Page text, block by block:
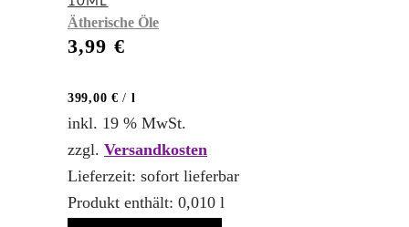
Ätherische Öle
3,99 €
399,00 € / l
inkl. 19 % MwSt.
zzgl. Versandkosten
Lieferzeit: sofort lieferbar
Produkt enthält: 0,010 l